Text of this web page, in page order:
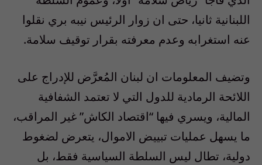
اللبنانية ثانيا، حتى ان زوار الرئيس نيبه بري نقلوا
عنه استغرابه وعدم معرفته بقرار توقيف سلامة.
وتضيف المعلومات ان لبنان المُعرَّض للإدراج على
اللائحة الرمادية للدول التي لا تعتمد الشفافية
المالية، ويسري فيها “اقتصاد الكاش” غير المراقب،
ما يسهل عمليات تبييض الاموال، يتعرض لضغوط
دولية، تطال ليس السلطة السياسية فقط، بل